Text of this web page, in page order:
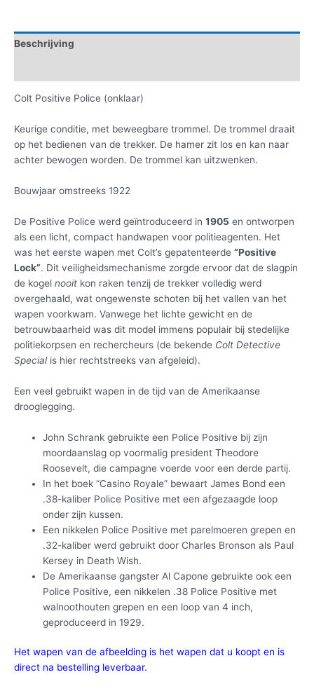
Beschrijving
Colt Positive Police (onklaar)
Keurige conditie, met beweegbare trommel. De trommel draait
op het bedienen van de trekker. De hamer zit los en kan naar
achter bewogen worden. De trommel kan uitzwenken.
Bouwjaar omstreeks 1922
De Positive Police werd geïntroduceerd in 1905 en ontworpen
als een licht, compact handwapen voor politieagenten. Het
was het eerste wapen met Colt’s gepatenteerde “Positive
Lock”. Dit veiligheidsmechanisme zorgde ervoor dat de slagpin
de kogel nooit kon raken tenzij de trekker volledig werd
overgehaald, wat ongewenste schoten bij het vallen van het
wapen voorkwam. Vanwege het lichte gewicht en de
betrouwbaarheid was dit model immens populair bij stedelijke
politiekorpsen en rechercheurs (de bekende Colt Detective
Specialis hier rechtstreeks van afgeleid).
Een veel gebruikt wapen in de tijd van de Amerikaanse
drooglegging.
John Schrank gebruikte een Police Positive bij zijn
moordaanslag op voormalig president Theodore
Roosevelt, die campagne voerde voor een derde partij.
In het boek “Casino Royale” bewaart James Bond een
.38-kaliber Police Positive met een afgezaagde loop
onder zijn kussen.
Een nikkelen Police Positive met parelmoeren grepen en
.32-kaliber werd gebruikt door Charles Bronson als Paul
Kersey in Death Wish.
De Amerikaanse gangster Al Capone gebruikte ook een
Police Positive, een nikkelen .38 Police Positive met
walnoothouten grepen en een loop van 4 inch,
geproduceerd in 1929.
Het wapen van de afbeelding is het wapen dat u koopt en is
direct na bestelling leverbaar.